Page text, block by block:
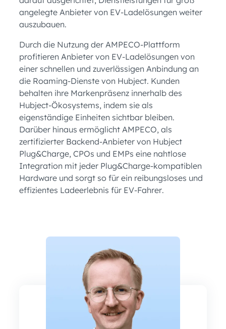
angelegte Anbieter von EV-Ladelösungen weiter
auszubauen.
Durch die Nutzung der AMPECO-Plattform
profitieren Anbieter von EV-Ladelösungen von
einer schnellen und zuverlässigen Anbindung an
die Roaming-Dienste von Hubject. Kunden
behalten ihre Markenpräsenz innerhalb des
Hubject-Ökosystems, indem sie als
eigenständige Einheiten sichtbar bleiben.
Darüber hinaus ermöglicht AMPECO, als
zertifizierter Backend-Anbieter von Hubject
Plug&Charge, CPOs und EMPs eine nahtlose
Integration mit jeder Plug&Charge-kompatiblen
Hardware und sorgt so für ein reibungsloses und
effizientes Ladeerlebnis für EV-Fahrer.